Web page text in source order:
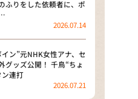
のカタチ～
らっしゃい！
家
館
ふりをした依頼者に、ポ
2026.07.14
イン”元NHK女性アナ、セ
グッズ公開！ 千鳥“ちょ
ン連打
2026.07.21